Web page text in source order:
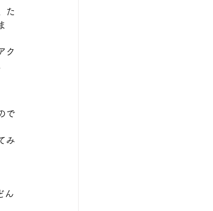
た
ク
で
み
ん